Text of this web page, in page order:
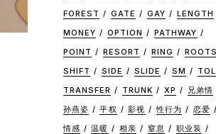
FOREST
GATE GAY
LENGTH
MONEY
OPTION
PATHWAY
POINT
RESORT RING
ROOTS
SHIFT
SIDE SLIDE SM
TRANSFER
TRUNK XP
兄弟情
孙燕姿
平权 影视 性行为
恋爱
情感
温暖 相亲 窒息
职业装